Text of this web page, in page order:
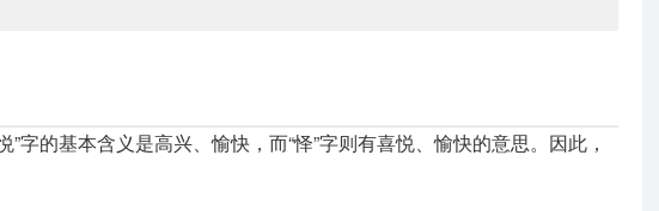
”字的基本含义是高兴、愉快，而“怿”字则有喜悦、愉快的意思。因此，